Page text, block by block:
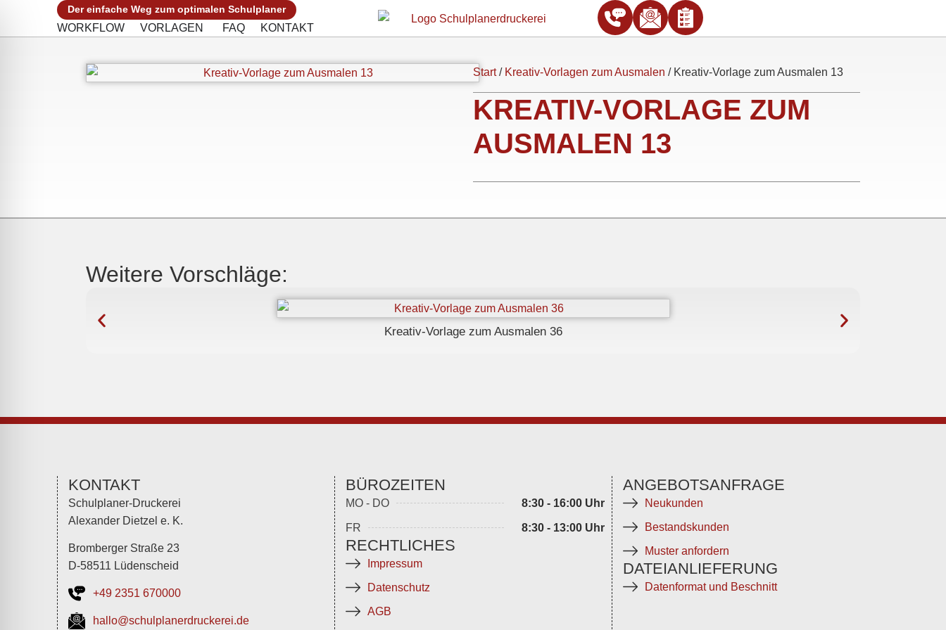
Der einfache Weg zum optimalen Schulplaner
WORKFLOW VORLAGEN FAQ KONTAKT
Start/ Kreativ-Vorlagen zum Ausmalen / Kreativ-Vorlage zum Ausmalen 13
KREATIV-VORLAGE ZUM
AUSMALEN 13
Weitere Vorschläge:
Kreativ-Vorlage zum Ausmalen 36
KONTAKT
Schulplaner-Druckerei
Alexander Dietzel e. K.
Bromberger Straße 23
D-58511 Lüdenscheid
+49 2351 670000
hallo@schulplanerdruckerei.de
BÜROZEITEN
MO - DO 8:30 - 16:00 Uhr
FR 8:30 - 13:00 Uhr
RECHTLICHES
Impressum
Datenschutz
AGB
ANGEBOTSANFRAGE
Neukunden
Bestandskunden
Muster anfordern
DATEIANLIEFERUNG
Datenformat und Beschnitt